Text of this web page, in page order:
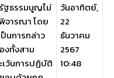
ฐธรรมนูญไม่
จารณา โดย
นการกล่าว
งทั้งสาม
ว้นการปฏิบัติ
วันอาทิตย์,
22
ธันวาคม
2567
10:48